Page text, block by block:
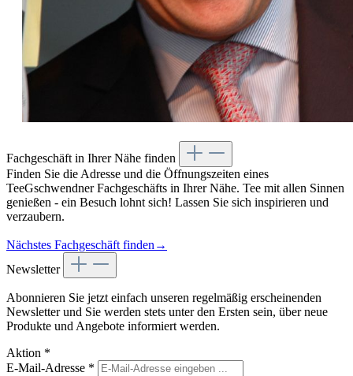
Fachgeschäft in Ihrer Nähe finden
Finden Sie die Adresse und die Öffnungszeiten eines
TeeGschwendner Fachgeschäfts in Ihrer Nähe. Tee mit allen Sinnen
genießen - ein Besuch lohnt sich! Lassen Sie sich inspirieren und
verzaubern.
Nächstes Fachgeschäft finden →
Newsletter
Abonnieren Sie jetzt einfach unseren regelmäßig erscheinenden
Newsletter und Sie werden stets unter den Ersten sein, über neue
Produkte und Angebote informiert werden.
Aktion *
E-Mail-Adresse *